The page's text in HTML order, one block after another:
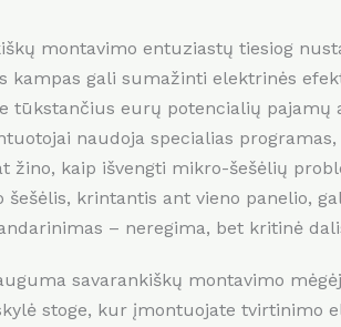
montavimo entuziastų tiesiog
kampas gali sumažinti elektrinės
tūkstančius eurų potencialių pajamų
naudoja specialias
žino, kaip išvengti mikro-šešėlių
šešėlis, krintantis ant vieno panelio,
– neregima, bet kritinė
savarankiškų montavimo
stoge, kur įmontuojate tvirtinimo